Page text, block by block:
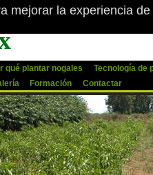
qué plantar nogales Tecnología de
Formación Contactar
mejorar la experiencia